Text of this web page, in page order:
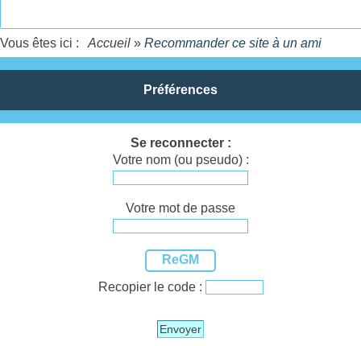
Vous êtes ici : Accueil » Recommander ce site à un ami
Préférences
Se reconnecter :
Votre nom (ou pseudo) :
Votre mot de passe
ReGM
Recopier le code :
Envoyer